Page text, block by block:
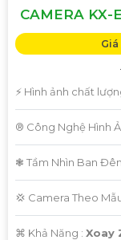
CAMERA KX-
Giá
️⚡ Hình ảnh chất
®️ Công Nghệ Hình
❃ Tầm Nhìn Ban
💢 Camera Theo
️⌘ Khả Năng : Xoay